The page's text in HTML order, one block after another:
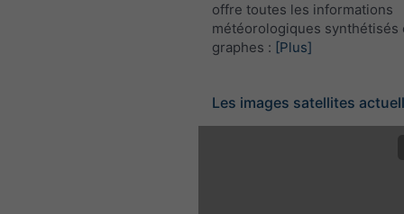
offre toutes les informations
météorologiques synthétisés
graphes : [Plus]
Les images satellites